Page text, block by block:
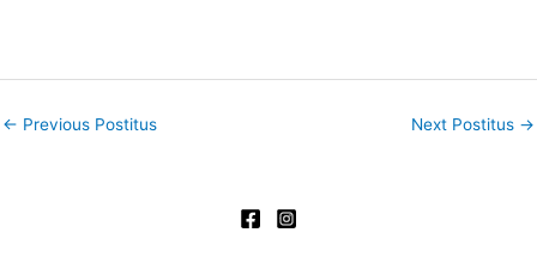
← Previous Postitus Next Postitus →